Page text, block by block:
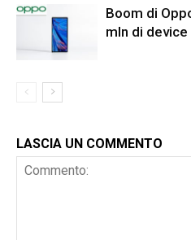
Boom di
mln di device
LASCIA UN COMMENTO